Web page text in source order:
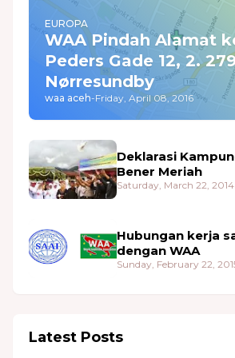
EUROPA
WAA Pindah Alamat
Peders Gade 12, 2.
Nørresundby
waa aceh-Friday, April 08, 2016
Deklarasi
Bener Meriah
Saturday, March 22, 2014
Hubungan kerja
dengan WAA
Sunday, February 22,
Latest Posts